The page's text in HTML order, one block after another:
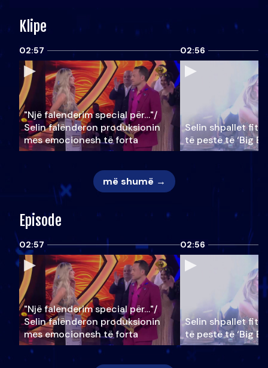
Klipe
02:57
"Një falenderim special për…"/
Selin falënderon produksionin
mes emocionesh të forta
02:56
Selin shpallet
të pestë të ‘Big
më shumë →
Episode
02:57
"Një falenderim special për…"/
Selin falënderon produksionin
mes emocionesh të forta
02:56
Selin shpallet
të pestë të ‘Big